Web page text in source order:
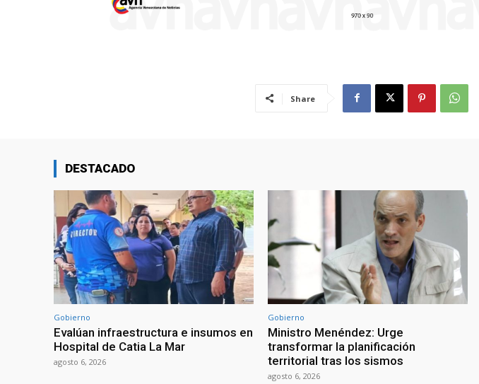
Share
DESTACADO
Gobierno
Evalúan infraestructura e insumos en
Hospital de Catia La Mar
agosto 6, 2026
Gobierno
Ministro Menéndez: Urge
transformar la planificación
territorial tras los sismos
agosto 6, 2026